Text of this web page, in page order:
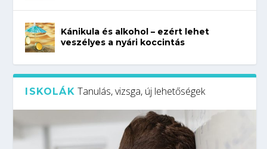
Kánikula és alkohol – ezért lehet
veszélyes a nyári koccintás
ISKOLÁK Tanulás, vizsga, új lehetőségek